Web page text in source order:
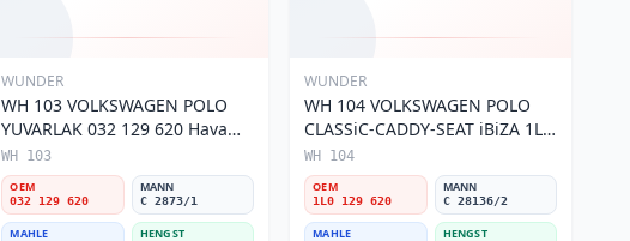
WUNDER
WH 103 VOLKSWAGEN POLO
YUVARLAK 032 129 620 Hava
Filtresi
WH 103
OEM
032 129 620
MANN
C 2873/1
MAHLE HENGST
WUNDER
WH 104 VOLKSWAGEN POLO
CLASSiC-CADDY-SEAT iBiZA 1L0
129 620 Hava Filtresi
WH 104
OEM
1L0 129 620
MANN
C 28136/2
MAHLE HENGST